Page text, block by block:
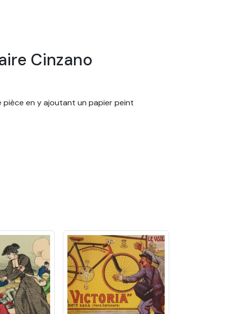
Cinzano
pièce en y ajoutant un papier peint
fantastique, enfant, texture,
et motifs. Ils conviendront aussi bien
de colle ! Nos papiers peints sont tous